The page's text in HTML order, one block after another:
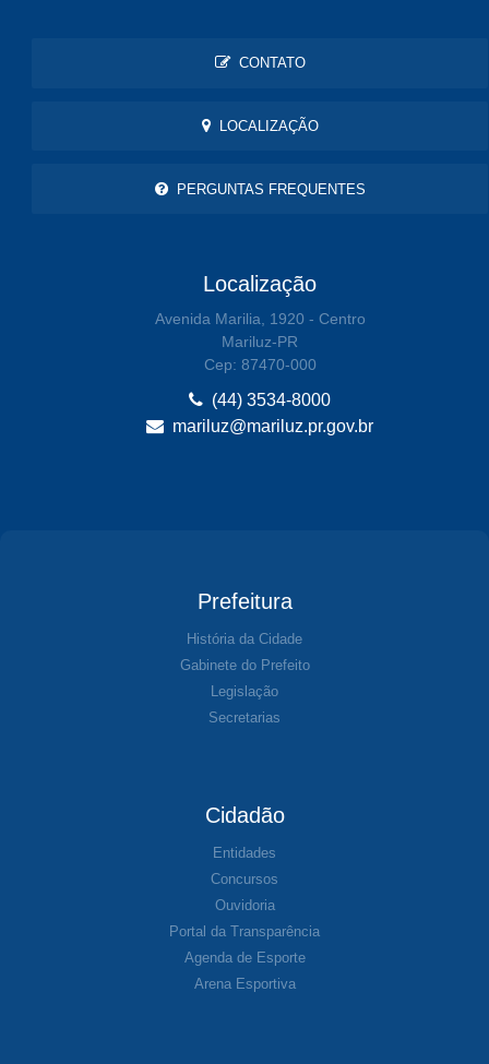
CONTATO
LOCALIZAÇÃO
PERGUNTAS FREQUENTES
Localização
Avenida Marilia, 1920 - Centro
Mariluz-PR
Cep: 87470-000
(44) 3534-8000
mariluz@mariluz.pr.gov.br
Prefeitura
História da Cidade
Gabinete do Prefeito
Legislação
Secretarias
Cidadão
Entidades
Concursos
Ouvidoria
Portal da Transparência
Agenda de Esporte
Arena Esportiva